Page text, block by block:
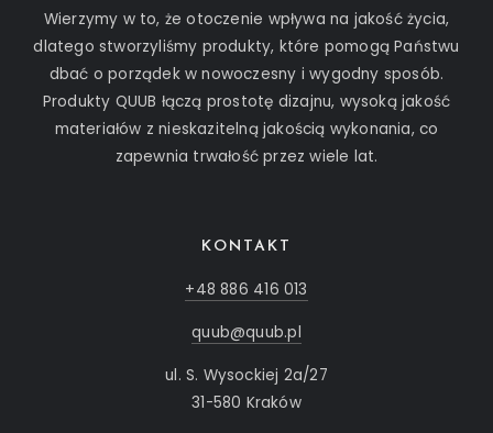
Wierzymy w to, że otoczenie wpływa na jakość życia,
dlatego stworzyliśmy produkty, które pomogą Państwu
dbać o porządek w nowoczesny i wygodny sposób.
Produkty QUUB łączą prostotę dizajnu, wysoką jakość
materiałów z nieskazitelną jakością wykonania, co
zapewnia trwałość przez wiele lat.
KONTAKT
+48 886 416 013
quub@quub.pl
ul. S. Wysockiej 2a/27
31-580 Kraków